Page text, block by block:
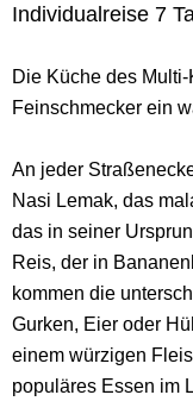
Individualreise 7
Die Küche des
Feinschmecker ein
An jeder
Nasi Lemak, das
das in seiner
Reis, der in
kommen die
Gurken, Eier oder
einem würzigen
populäres Essen im